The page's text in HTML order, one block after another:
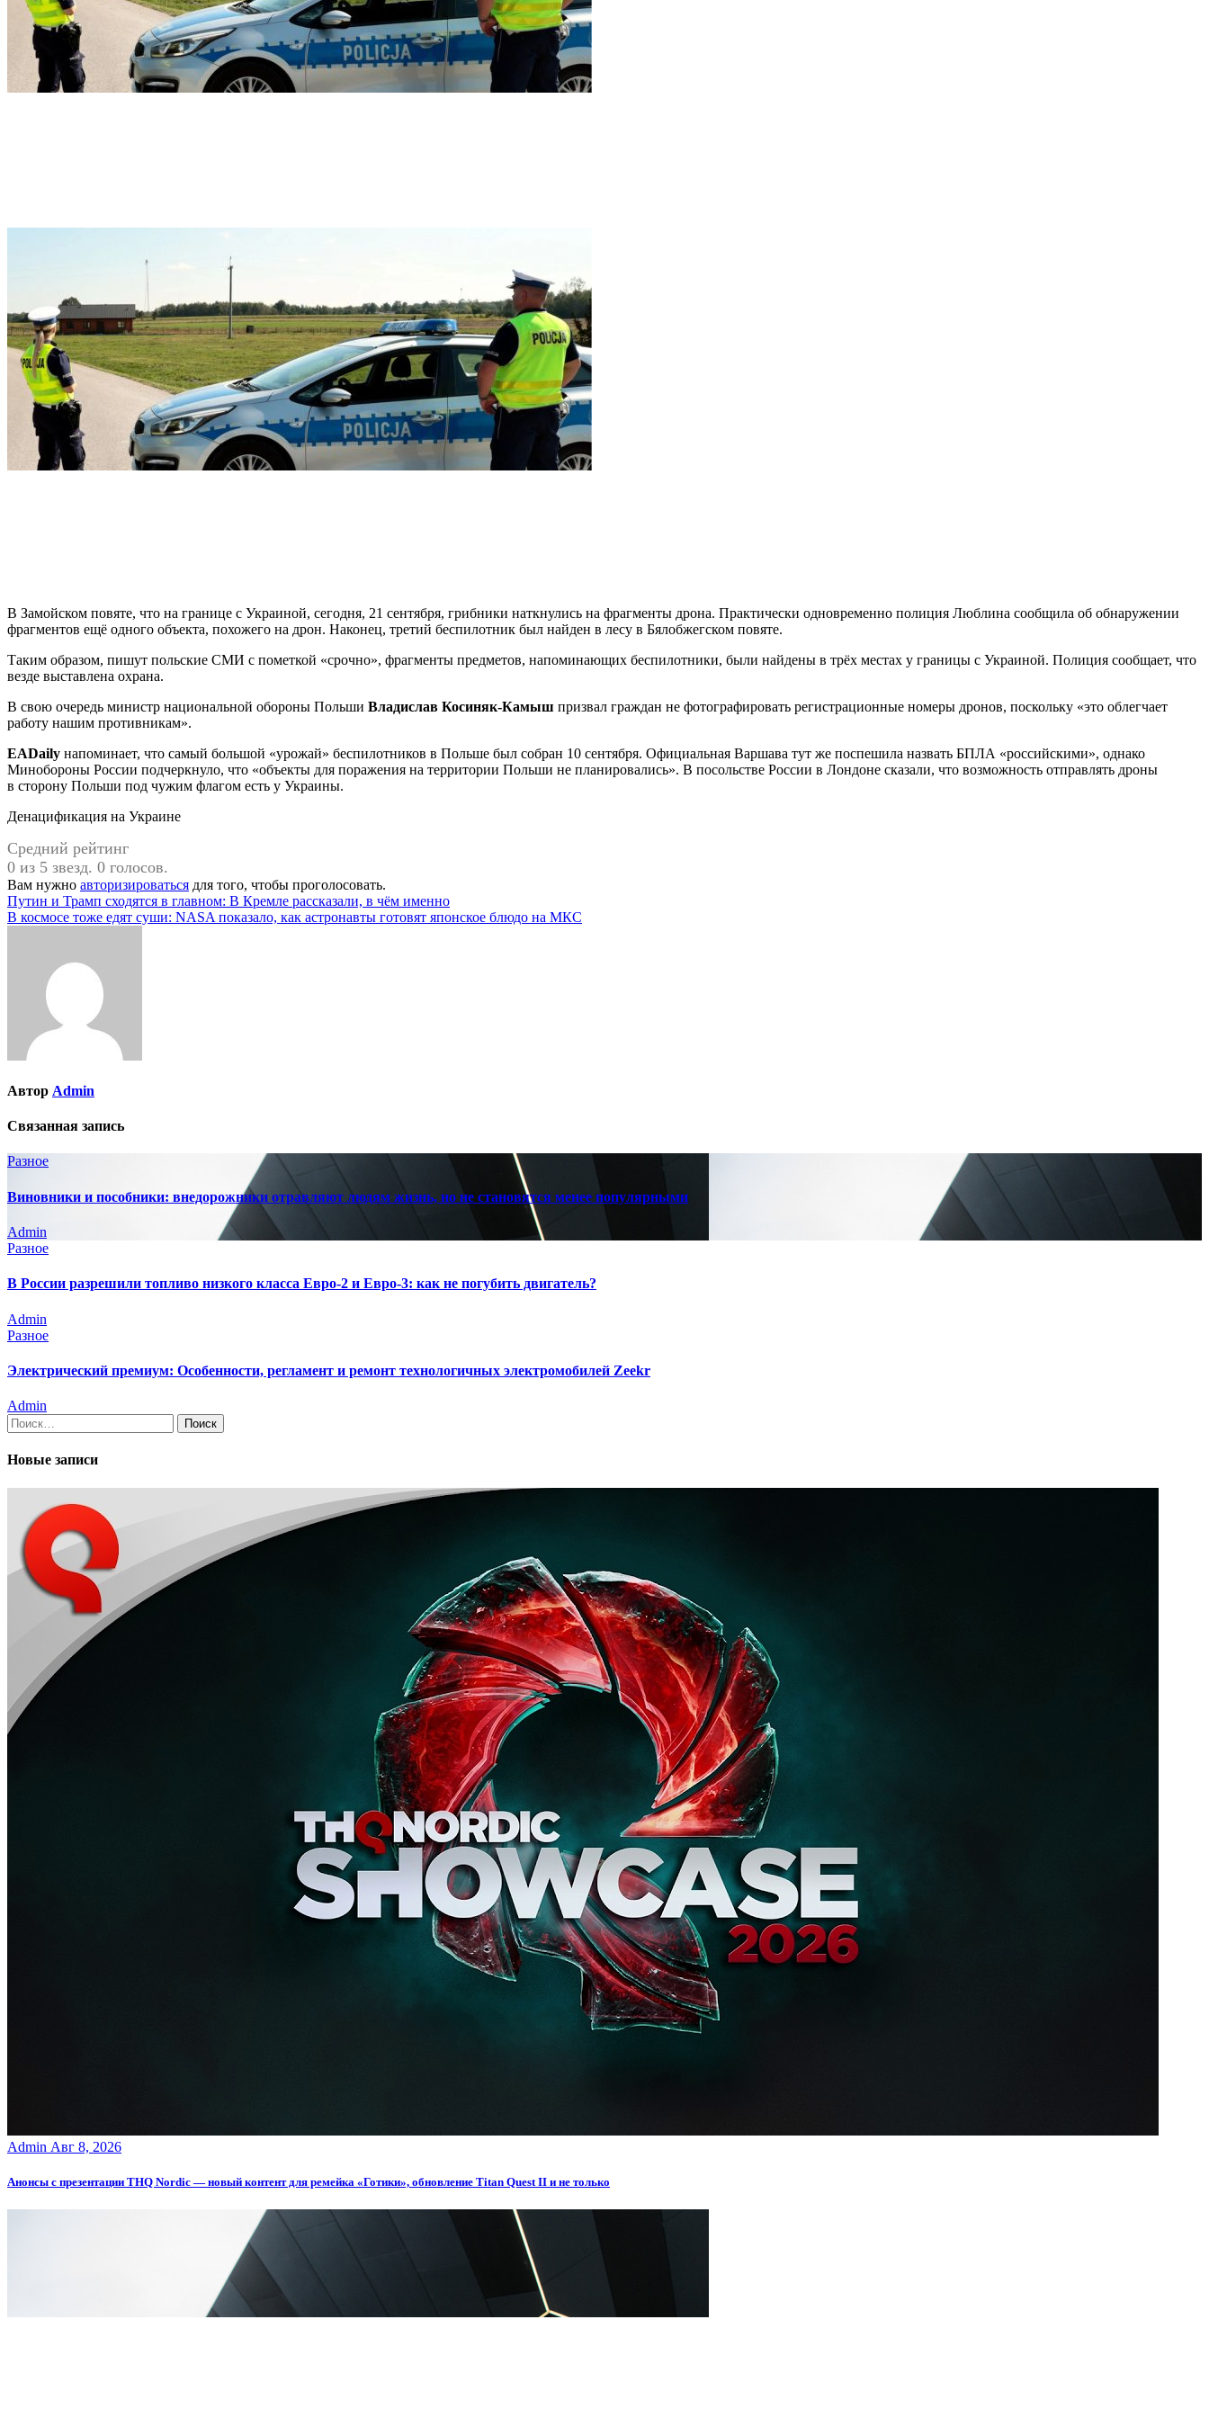
В Замойском повяте, что на границе с Украиной, сегодня, 21 сентября, грибники наткнулись на фрагменты дрона. Практически одновременно полиция Люблина сообщила об обнаружении
фрагментов ещё одного объекта, похожего на дрон. Наконец, третий беспилотник был найден в лесу в Бялобжегском повяте.
Таким образом, пишут польские СМИ с пометкой «срочно», фрагменты предметов, напоминающих беспилотники, были найдены в трёх местах у границы с Украиной. Полиция сообщает, что
везде выставлена охрана.
В свою очередь министр национальной обороны Польши Владислав Косиняк-Камыш призвал граждан не фотографировать регистрационные номеры дронов, поскольку «это облегчает
работу нашим противникам».
EADaily напоминает, что самый большой «урожай» беспилотников в Польше был собран 10 сентября. Официальная Варшава тут же поспешила назвать БПЛА «российскими», однако
Минобороны России подчеркнуло, что «объекты для поражения на территории Польши не планировались». В посольстве России в Лондоне сказали, что возможность отправлять дроны
в сторону Польши под чужим флагом есть у Украины.
Денацификация на Украине
Средний рейтинг
0 из 5 звезд. 0 голосов.
Вам нужно авторизироваться для того, чтобы проголосовать.
Навигация
по
Путин и Трамп сходятся в главном: В Кремле рассказали, в чём именно
В космосе тоже едят суши: NASA показало, как астронавты готовят японское блюдо на МКС
Автор Admin
Связанная запись
Разное
Виновники и пособники: внедорожники отравляют людям жизнь, но не становятся менее популярными
Admin
Разное
В России разрешили топливо низкого класса Евро-2 и Евро-3: как не погубить двигатель?
Admin
Разное
Электрический премиум: Особенности, регламент и ремонт технологичных электромобилей Zeekr
Admin
Найти:
Новые записи
Admin Авг 8, 2026
Анонсы с презентации THQ Nordic — новый контент для ремейка «Готики», обновление Titan Quest II и не только